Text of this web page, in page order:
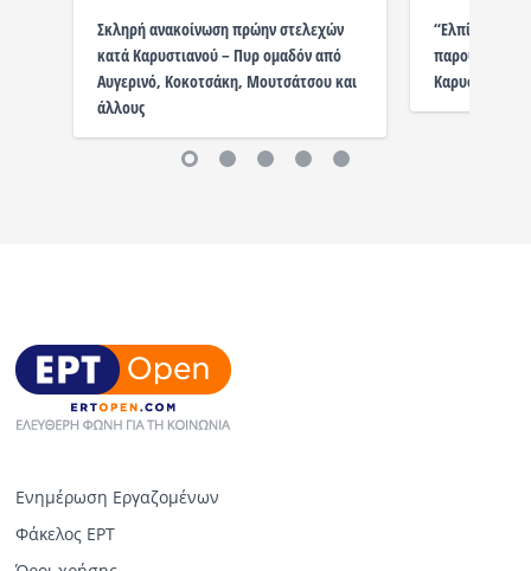
Σκληρή ανακοίνωση πρώην στελεχών
κατά Καρυστιανού – Πυρ ομαδόν από
Αυγερινό, Κοκοτσάκη, Μουτσάτσου και
άλλους
“Ελπίδα για
παρουσίαση
Καρυστιανού
Ενημέρωση Εργαζομένων
Φάκελος ΕΡΤ